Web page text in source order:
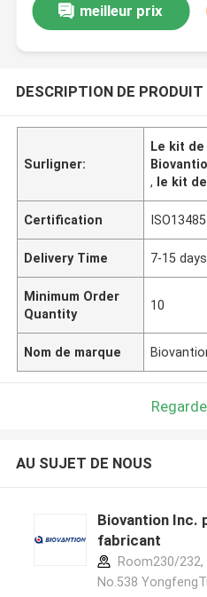
meilleur prix
DESCRIPTION DE PRODUIT
Surligner:
Le kit de
, le kit
Certification ISO13485
Delivery Time 7-15 days
Minimum Order
Quantity
10
Nom de marque
AU SUJET DE NOUS
Biovantion Inc.
fabricant
Room230/232,
No.538